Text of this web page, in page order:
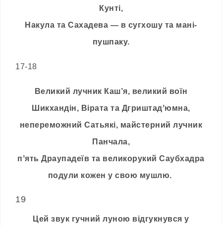
Кунті,
Накула та Сахадева — в сугхошу та мані-
пушпаку.
17-18
Великий лучник Каш’я, великий воїн
Шикхандін, Вірата та Дгриштадʼюмна,
непереможний Сатьякі, майстерний лучник
Панчала,
пʼять Драупадеїв та великорукий Саубхадра
подули кожен у свою мушлю.
19
Цей звук гучний луною відгукнувся у